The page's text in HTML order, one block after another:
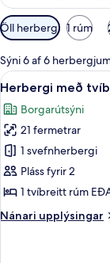
Síur
í
boði
fyrir
herbergi
Öll herbergi 1 rúm
Sýni 6 af 6
Skoða
allar
myndir
fyrir
Herbergi
með
tvíbreiðu
(Compact)
7
Herbergi með
Borgarútsýni
21 fermetrar
1 svefnherbergi
Pláss fyrir 2
1 tvíbreitt rúm
Nánari upplýsingar
Nánari